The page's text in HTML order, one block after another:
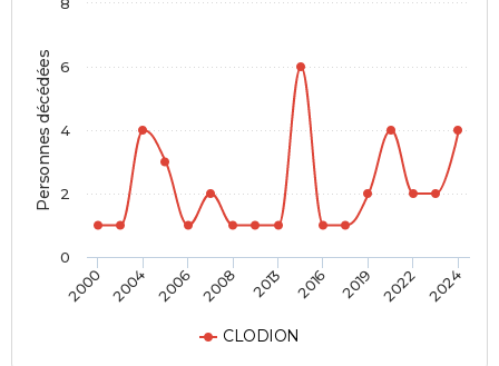
Personnes décédées
CLODION
2000 2004 2006 2008 2013 2016 2019 2022 2024
0
2
4
6
8